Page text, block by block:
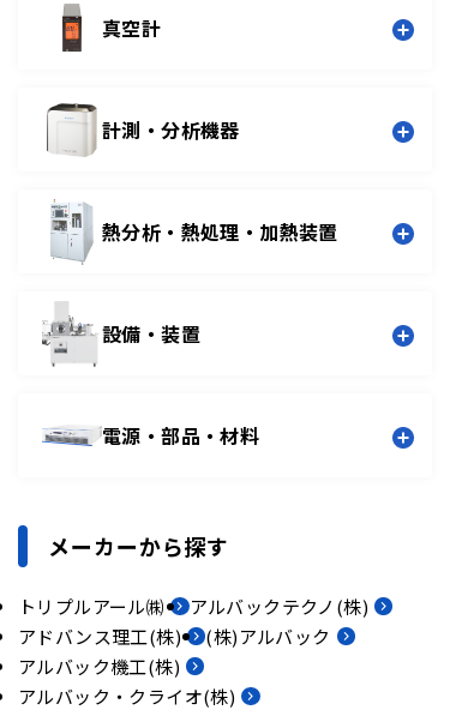
ポンプ補器
油回転真空ポンプ
ターボ分子ポンプ
クライオポンプ
スパッタイオンポンプ
一覧
真空計
ピラニ真空計
キャパシタンスマノメータ
隔膜真空計
極高真空計
計測・分析機器
リークディテクタ
ガス分析計
薄膜計測
成膜コントローラ
一覧
熱分析・熱処理・加熱装置
熱分析/物性装置
加熱/アニール装置
設備・装置
スパッタリング装置
CVD装置
エッチング装置
凍結乾燥/真空乾燥
その他装置
一覧
電源・部品・材料
バルブ/フランジ/配管部品
一覧
メーカーから探す
トリプルアール㈱
アルバックテクノ(株)
アドバンス理工(株)
(株)アルバック
アルバック機工(株)
アルバック・クライオ(株)